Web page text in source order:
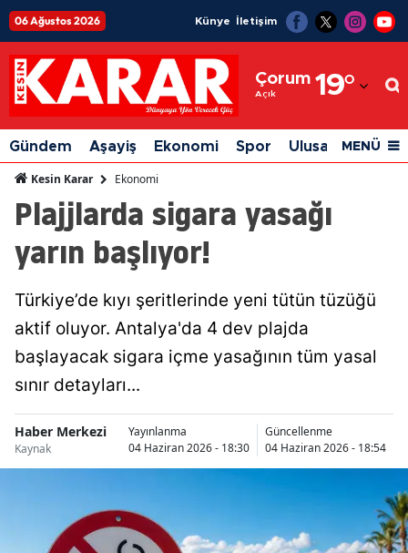
06 Ağustos 2026 Künye İletişim
Çorum
Açık 19°
Adıyaman
Afyonkarahisar
Ağrı
Amasya
Aydın
Bilecik
Bingöl
Bolu
Gündem Aşayiş Ekonomi Spor Ulusal Siyaset
MENÜ
Kesin Karar Ekonomi
Plajjlarda sigara yasağı
yarın başlıyor!
Türkiye’de kıyı şeritlerinde yeni tütün tüzüğü
aktif oluyor. Antalya'da 4 dev plajda
başlayacak sigara içme yasağının tüm yasal
sınır detayları...
Haber Merkezi
Kaynak
Yayınlanma
04 Haziran 2026 - 18:30
Güncellenme
04 Haziran 2026 - 18:54